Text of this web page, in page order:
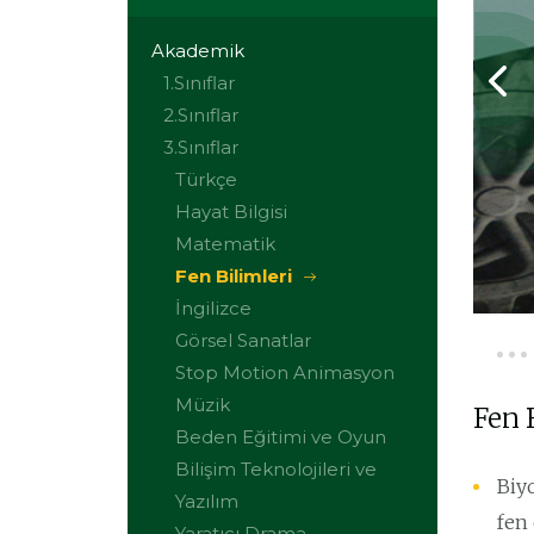
Akademik
1.Sınıflar
2.Sınıflar
3.Sınıflar
Türkçe
Hayat Bilgisi
Matematik
Fen Bilimleri
İngilizce
Görsel Sanatlar
Stop Motion Animasyon
Müzik
Beden Eğitimi ve Oyun
Bilişim Teknolojileri ve
Yazılım
Fen
fen